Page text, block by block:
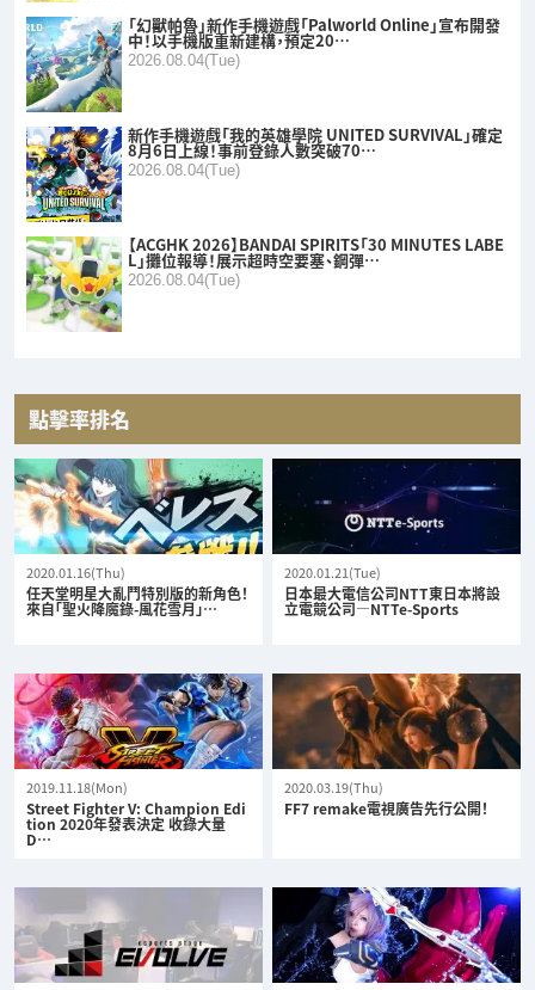
「幻獸帕魯」新作手機遊戲「Palworld Online」宣布開發
中！以手機版重新建構，預定20…
2026.08.04(Tue)
新作手機遊戲「我的英雄學院 UNITED SURVIVAL」確定
8月6日上線！事前登錄人數突破70…
2026.08.04(Tue)
【ACGHK 2026】BANDAI SPIRITS「30 MINUTES LABE
L」攤位報導！展示超時空要塞、鋼彈…
2026.08.04(Tue)
點擊率排名
2020.01.16(Thu)
任天堂明星大亂鬥特別版的新角色！
來自「聖火降魔錄-風花雪月」…
2020.01.21(Tue)
日本最大電信公司NTT東日本將設
立電競公司—NTTe-Sports
2019.11.18(Mon)
Street Fighter V: Champion Edi
tion 2020年發表決定 收錄大量
D…
2020.03.19(Thu)
FF7 remake電視廣告先行公開！